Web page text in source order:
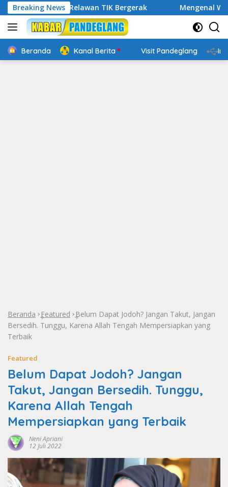
Langsung
ke
konten
Breaking News
Digital, Relawan TIK Bergerak Mengenal Website
Beranda Kanal Berita Visit Pandeglang
Beranda »Featured »Belum Dapat Jodoh? Jangan Takut, Jangan
Bersedih. Tunggu, Karena Allah Tengah Mempersiapkan yang
Terbaik
Featured
Belum Dapat Jodoh? Jangan
Takut, Jangan Bersedih. Tunggu,
Karena Allah Tengah
Mempersiapkan yang Terbaik
Neni Apriani
12 Juli 2022